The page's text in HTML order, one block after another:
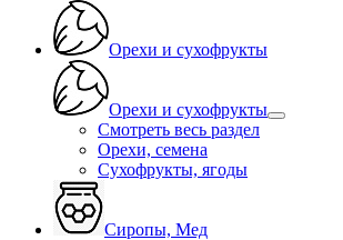
Орехи и сухофрукты
Орехи и сухофрукты
Смотреть весь раздел
Орехи, семена
Сухофрукты, ягоды
Сиропы, Мед